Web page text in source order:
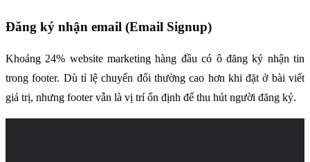
Đăng ký nhận email (Email Signup)
Khoảng 24% website marketing hàng đầu có ô đăng ký nhận tin
trong footer. Dù tỉ lệ chuyển đổi thường cao hơn khi đặt ở bài viết
giá trị, nhưng footer vẫn là vị trí ổn định để thu hút người đăng ký.